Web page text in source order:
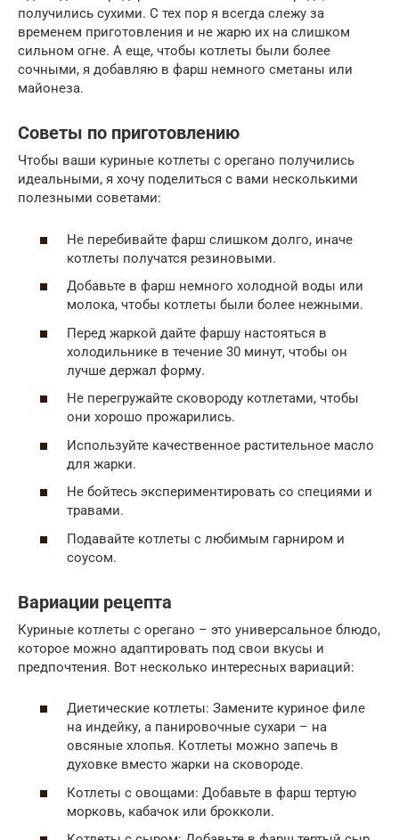
получились сухими. С тех пор я всегда слежу за
временем приготовления и не жарю их на слишком
сильном огне. А еще, чтобы котлеты были более
сочными, я добавляю в фарш немного сметаны или
майонеза.
Советы по приготовлению
Чтобы ваши куриные котлеты с орегано получились
идеальными, я хочу поделиться с вами несколькими
полезными советами:
Не перебивайте фарш слишком долго, иначе
котлеты получатся резиновыми.
Добавьте в фарш немного холодной воды или
молока, чтобы котлеты были более нежными.
Перед жаркой дайте фаршу настояться в
холодильнике в течение 30 минут, чтобы он
лучше держал форму.
Не перегружайте сковороду котлетами, чтобы
они хорошо прожарились.
Используйте качественное растительное масло
для жарки.
Не бойтесь экспериментировать со специями и
травами.
Подавайте котлеты с любимым гарниром и
соусом.
Вариации рецепта
Куриные котлеты с орегано – это универсальное блюдо,
которое можно адаптировать под свои вкусы и
предпочтения. Вот несколько интересных вариаций:
Диетические котлеты: Замените куриное филе
на индейку, а панировочные сухари – на
овсяные хлопья. Котлеты можно запечь в
духовке вместо жарки на сковороде.
Котлеты с овощами: Добавьте в фарш тертую
морковь, кабачок или брокколи.